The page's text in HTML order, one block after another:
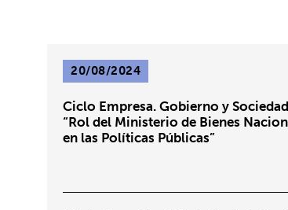
20/08/2024
Ciclo Empresa. Gobierno y Sociedad |
“Rol del Ministerio de Bienes
en las Políticas Públicas”